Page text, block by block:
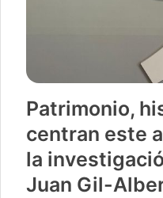
Patrimonio,
centran este
la
Juan Gil-